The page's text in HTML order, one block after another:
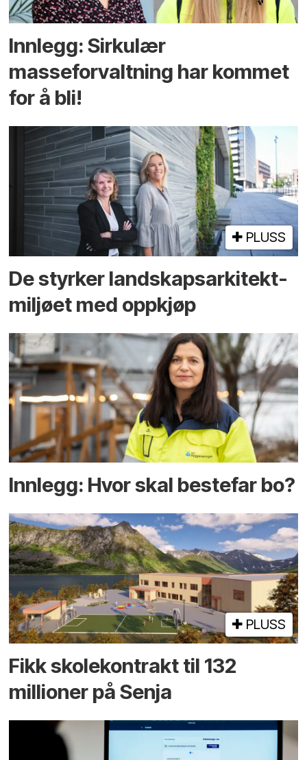
Innlegg: Sirkulær
masseforvaltning har kommet
for å bli!
PLUSS
De styrker landskaps­arkitekt­
miljøet med oppkjøp
Innlegg: Hvor skal bestefar bo?
PLUSS
Fikk skole­kontrakt til 132
millioner på Senja